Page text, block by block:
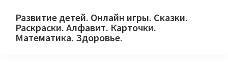
primary
main
primary
Развитие детей. Онлайн игры. Сказки.
Раскраски. Алфавит. Карточки.
Математика. Здоровье.